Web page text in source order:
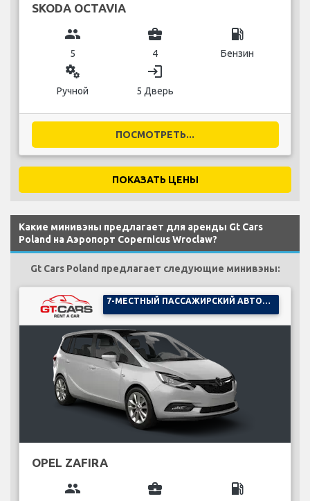
SKODA OCTAVIA
group
5
business_center
4
local_gas_station
Бензин
miscellaneous_services
Ручной
login
5 Дверь
ПОСМОТРЕТЬ...
ПОКАЗАТЬ ЦЕНЫ
Какие минивэны предлагает для аренды Gt Cars
Poland на Аэропорт Copernicus Wroclaw?
Gt Cars Poland предлагает следующие минивэны:
OPEL ZAFIRA
group business_center local_gas_station